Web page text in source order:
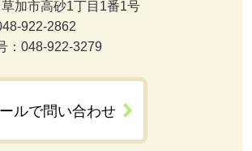
加市高砂1丁目1番1号
922-2862
：048-922-3279
ルで問い合わせ